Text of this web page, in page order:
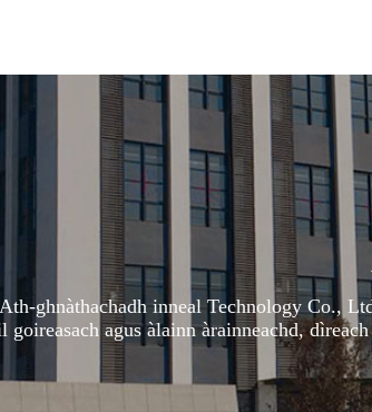
ghnàthachadh inneal Technology Co.,
goireasach agus àlainn àrainneachd,